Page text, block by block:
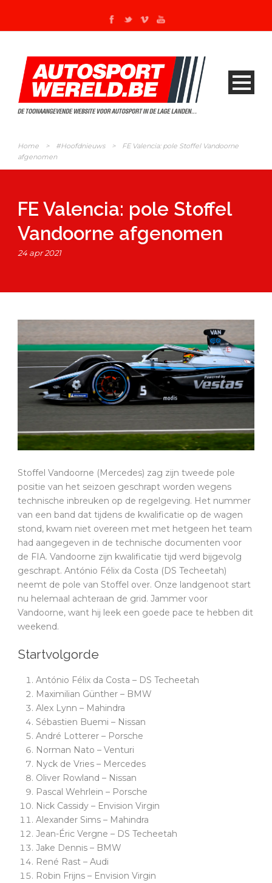
Home > #Hoofdnieuws >
FE Valencia: pole Stoffel Vandoorne
afgenomen
FE Valencia: pole Stoffel
Vandoorne afgenomen
24 apr 2021
Stoffel Vandoorne (Mercedes) zag zijn tweede pole
positie van het seizoen geschrapt worden wegens
technische inbreuken op de regelgeving. Het nummer
van een band dat tijdens de kwalificatie op de wagen
stond, kwam niet overeen met met hetgeen het team
had aangegeven in de technische documenten voor
de FIA. Vandoorne zijn kwalificatie tijd werd bijgevolg
geschrapt. António Félix da Costa (DS Techeetah)
neemt de pole van Stoffel over. Onze landgenoot start
nu helemaal achteraan de grid. Jammer voor
Vandoorne, want hij leek een goede pace te hebben dit
weekend.
Startvolgorde
António Félix da Costa – DS Techeetah
Maximilian Günther – BMW
Alex Lynn – Mahindra
Sébastien Buemi – Nissan
André Lotterer – Porsche
Norman Nato – Venturi
Nyck de Vries – Mercedes
Oliver Rowland – Nissan
Pascal Wehrlein – Porsche
Nick Cassidy – Envision Virgin
Alexander Sims – Mahindra
Jean-Éric Vergne – DS Techeetah
Jake Dennis – BMW
René Rast – Audi
Robin Frijns – Envision Virgin